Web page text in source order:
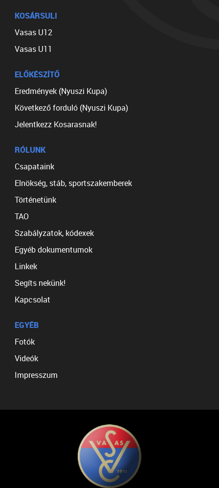
KOSÁRSULI
Vasas U12
Vasas U11
ELŐKÉSZÍTŐ
Eredmények (Nyuszi Kupa)
Következő forduló (Nyuszi Kupa)
Jelentkezz Kosarasnak!
RÓLUNK
Csapataink
Elnökség, stáb, sportszakemberek
Történetünk
TAO
Szabályzatok, kódexek
Egyéb dokumentumok
Linkek
Segíts nekünk!
Kapcsolat
EGYÉB
Fotók
Videók
Impresszum